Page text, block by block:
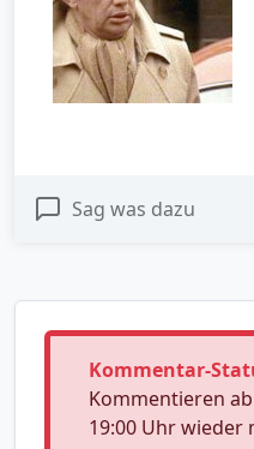
Sag was dazu
Kommentar-
Kommentieren
19:00 Uhr wieder